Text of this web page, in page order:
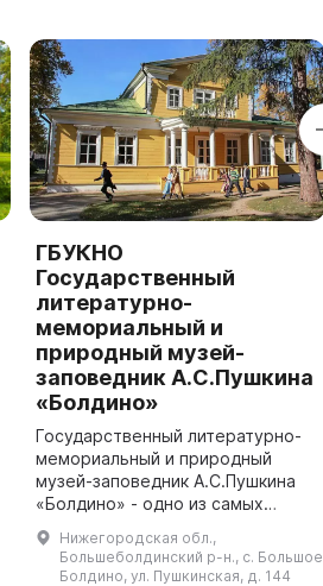
ГБУКНО
Государственный
литературно-
мемориальный и
природный музей-
заповедник А.С.Пушкина
«Болдино»
Государственный литературно-
мемориальный и природный
музей-заповедник А.С.Пушкина
«Болдино» - одно из самых
знаменитых пушкинских мест
России. В старинном селе
Большое Болдино
Нижегородская обл.,
Большеболдинский р-н., с. Большое
Болдино, ул. Пушкинская, д. 144